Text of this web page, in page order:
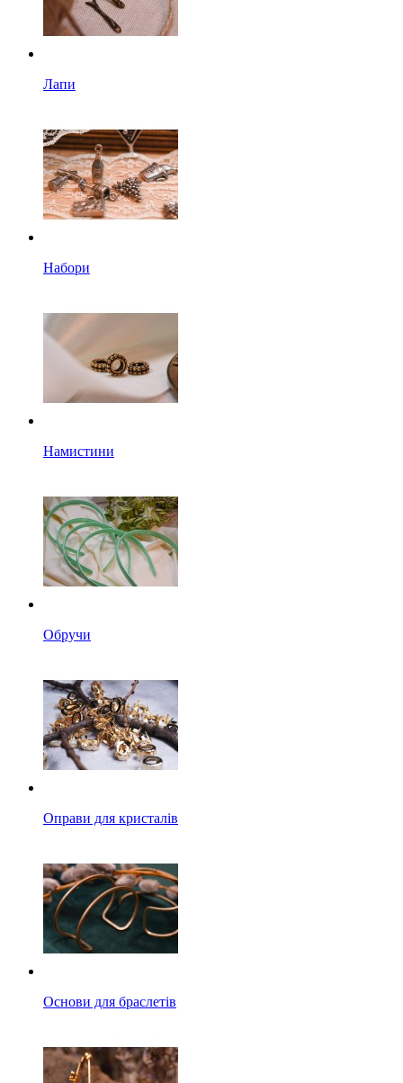
Лапи
Набори
Намистини
Обручи
Оправи для кристалів
Основи для браслетів